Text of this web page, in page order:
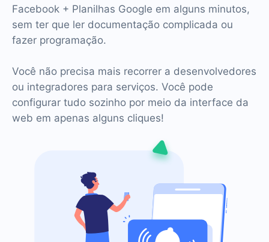
Facebook + Planilhas Google em alguns minutos,
sem ter que ler documentação complicada ou
fazer programação.
Você não precisa mais recorrer a desenvolvedores
ou integradores para serviços. Você pode
configurar tudo sozinho por meio da interface da
web em apenas alguns cliques!